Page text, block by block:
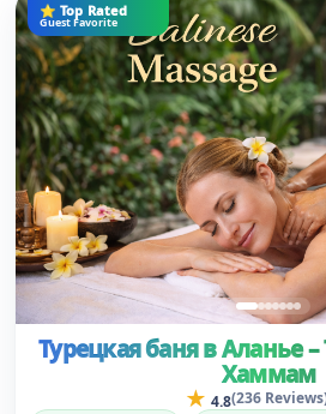
⭐ Top Rated
Guest Favorite
Турецкая баня в Аланье
Хаммам
★ 4.8(236